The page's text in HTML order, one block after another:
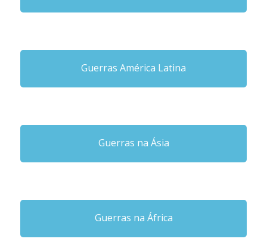
Guerras América Latina
Guerras na Ásia
Guerras na África